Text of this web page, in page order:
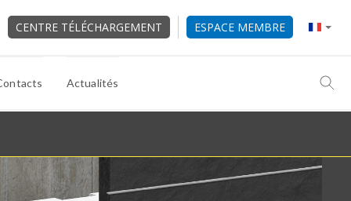
CENTRE TÉLÉCHARGEMENT ESPACE MEMBRE
Actualités